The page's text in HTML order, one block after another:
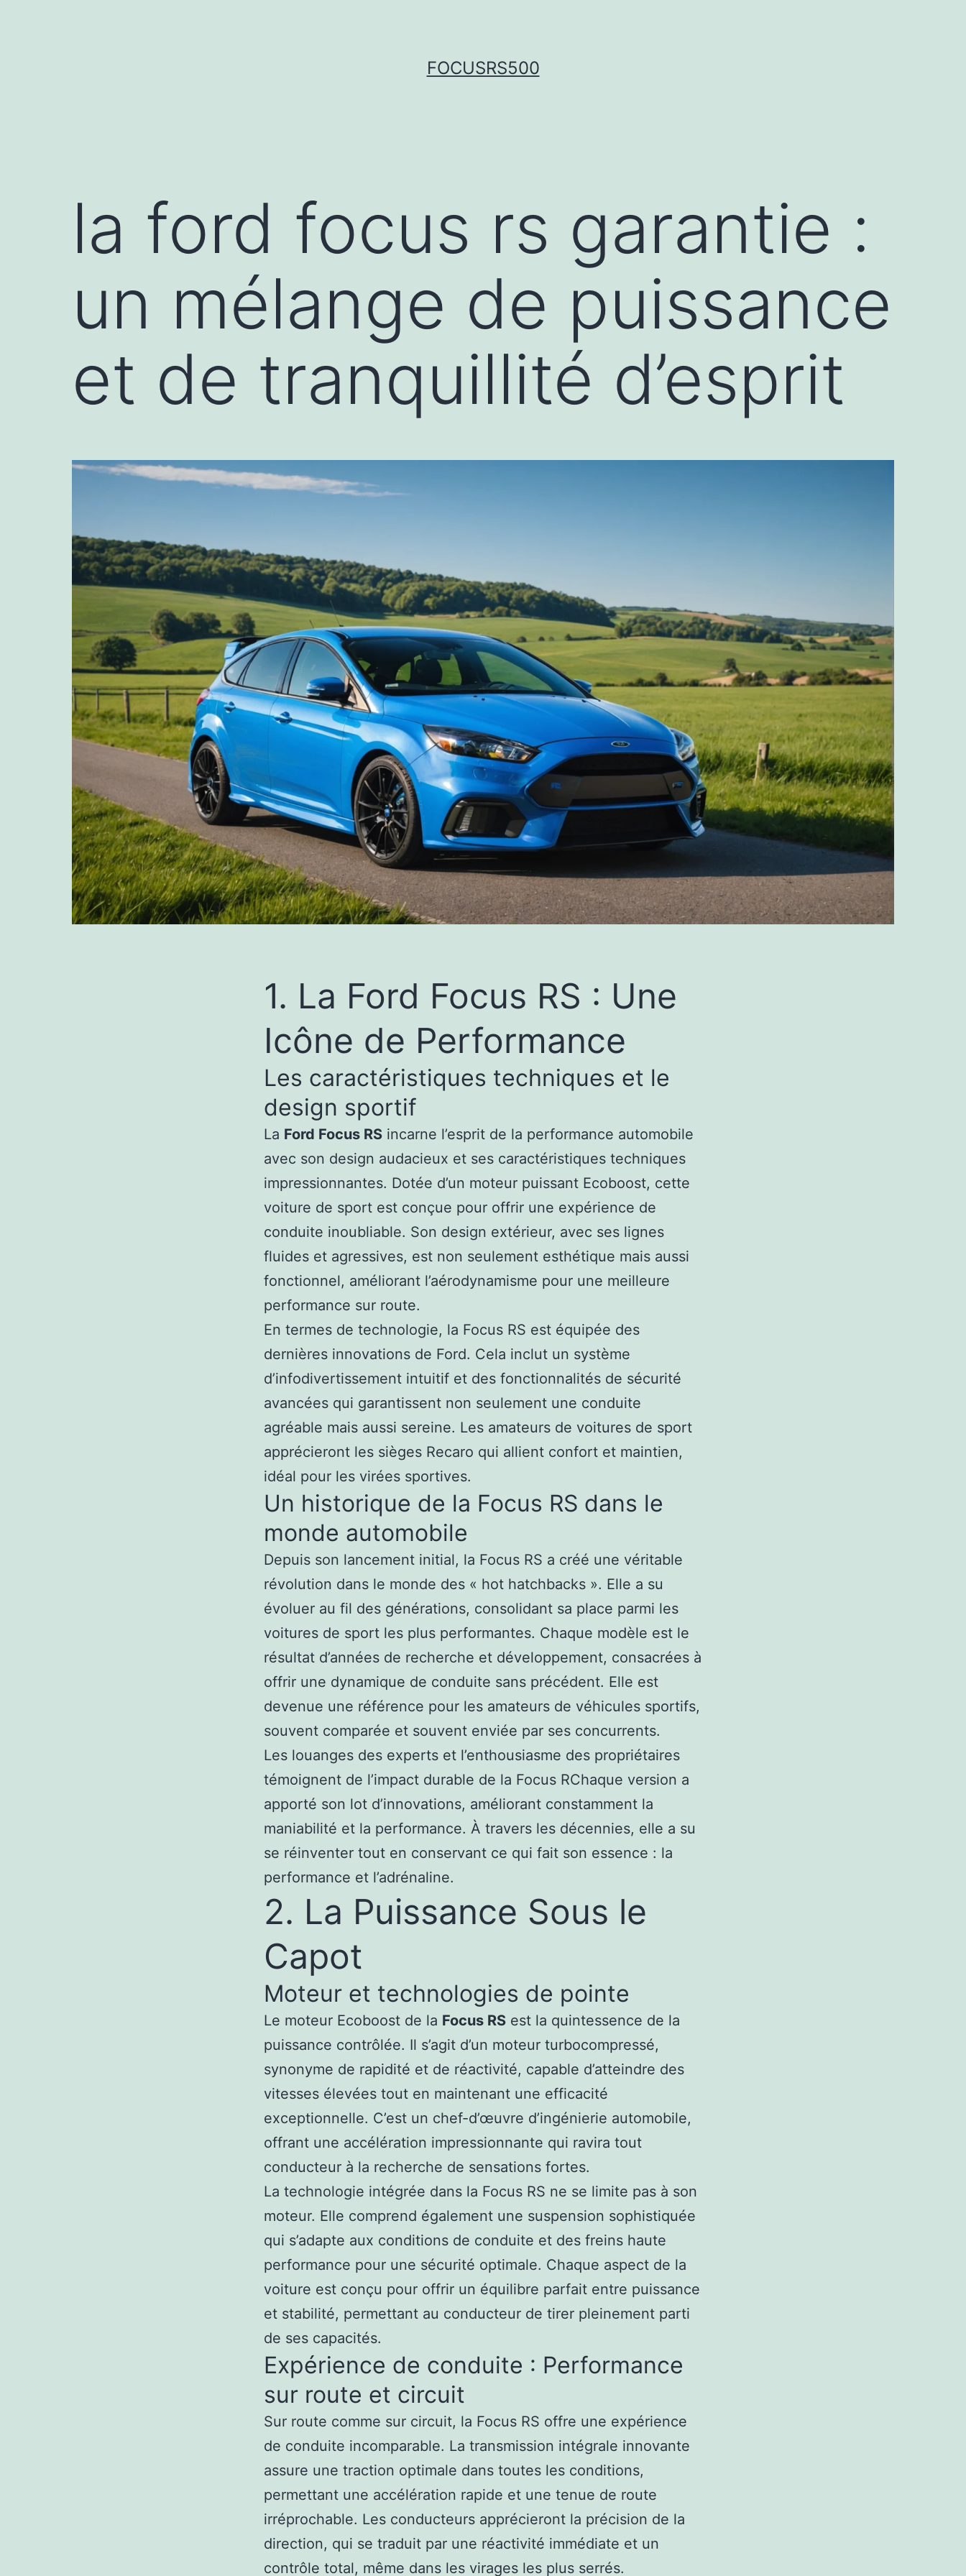
FOCUSRS500
la ford focus rs garantie :
un mélange de puissance
et de tranquillité d’esprit
1. La Ford Focus RS : Une
Icône de Performance
Les caractéristiques techniques et le
design sportif
La Ford Focus RS incarne l’esprit de la performance automobile
avec son design audacieux et ses caractéristiques techniques
impressionnantes. Dotée d’un moteur puissant Ecoboost, cette
voiture de sport est conçue pour offrir une expérience de
conduite inoubliable. Son design extérieur, avec ses lignes
fluides et agressives, est non seulement esthétique mais aussi
fonctionnel, améliorant l’aérodynamisme pour une meilleure
performance sur route.
En termes de technologie, la Focus RS est équipée des
dernières innovations de Ford. Cela inclut un système
d’infodivertissement intuitif et des fonctionnalités de sécurité
avancées qui garantissent non seulement une conduite
agréable mais aussi sereine. Les amateurs de voitures de sport
apprécieront les sièges Recaro qui allient confort et maintien,
idéal pour les virées sportives.
Un historique de la Focus RS dans le
monde automobile
Depuis son lancement initial, la Focus RS a créé une véritable
révolution dans le monde des « hot hatchbacks ». Elle a su
évoluer au fil des générations, consolidant sa place parmi les
voitures de sport les plus performantes. Chaque modèle est le
résultat d’années de recherche et développement, consacrées à
offrir une dynamique de conduite sans précédent. Elle est
devenue une référence pour les amateurs de véhicules sportifs,
souvent comparée et souvent enviée par ses concurrents.
Les louanges des experts et l’enthousiasme des propriétaires
témoignent de l’impact durable de la Focus RChaque version a
apporté son lot d’innovations, améliorant constamment la
maniabilité et la performance. À travers les décennies, elle a su
se réinventer tout en conservant ce qui fait son essence : la
performance et l’adrénaline.
2. La Puissance Sous le
Capot
Moteur et technologies de pointe
Le moteur Ecoboost de la Focus RS est la quintessence de la
puissance contrôlée. Il s’agit d’un moteur turbocompressé,
synonyme de rapidité et de réactivité, capable d’atteindre des
vitesses élevées tout en maintenant une efficacité
exceptionnelle. C’est un chef-d’œuvre d’ingénierie automobile,
offrant une accélération impressionnante qui ravira tout
conducteur à la recherche de sensations fortes.
La technologie intégrée dans la Focus RS ne se limite pas à son
moteur. Elle comprend également une suspension sophistiquée
qui s’adapte aux conditions de conduite et des freins haute
performance pour une sécurité optimale. Chaque aspect de la
voiture est conçu pour offrir un équilibre parfait entre puissance
et stabilité, permettant au conducteur de tirer pleinement parti
de ses capacités.
Expérience de conduite : Performance
sur route et circuit
Sur route comme sur circuit, la Focus RS offre une expérience
de conduite incomparable. La transmission intégrale innovante
assure une traction optimale dans toutes les conditions,
permettant une accélération rapide et une tenue de route
irréprochable. Les conducteurs apprécieront la précision de la
direction, qui se traduit par une réactivité immédiate et un
contrôle total, même dans les virages les plus serrés.